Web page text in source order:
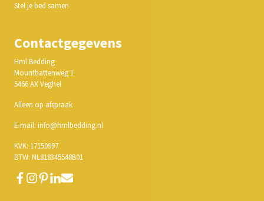
Stel je bed samen
Contactgegevens
Hml Bedding
Mountbattenweg 1
5466 AX Veghel
Alleen op afspraak
E-mail: info@hmlbedding.nl
KVK: 17150997
BTW: NL818345548B01